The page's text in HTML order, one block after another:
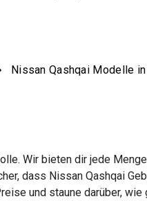
Nissan Qashqai Modelle
Wir bieten dir jede
dass Nissan Qashqai
und staune darüber,